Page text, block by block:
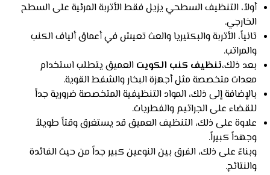
أولاً، التنظيف السطحي يزيل فقط الأتربة المرئية على السطح
الخارجي.
ثانياً، الأتربة والبكتيريا والعث تعيش في أعماق ألياف الكنب
والمراتب.
بعد ذلك،تنظيف كنب الكويت العميق يتطلب استخدام
معدات متخصصة مثل أجهزة البخار والشفط القوية.
بالإضافة إلى ذلك، المواد التنظيفية المتخصصة ضرورية جداً
للقضاء على الجراثيم والفطريات.
علاوة على ذلك، التنظيف العميق قد يستغرق وقتاً طويلاً
وجهداً كبيراً.
وبناءً على ذلك، الفرق بين النوعين كبير جداً من حيث الفائدة
والنتائج.